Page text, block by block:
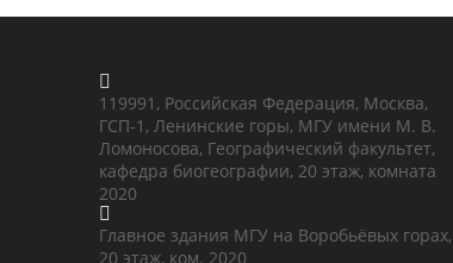

119991, Российская Федерация, Москва,
ГСП-1, Ленинские горы, МГУ имени М. В.
Ломоносова, Географический факультет,
кафедра биогеографии, 20 этаж, комната
2020

Главное здания МГУ на Воробьёвых горах,
20 этаж, ком. 2020